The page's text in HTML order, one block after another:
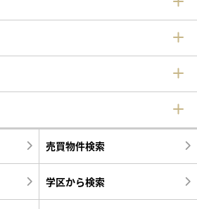
売買物件検索
学区から検索